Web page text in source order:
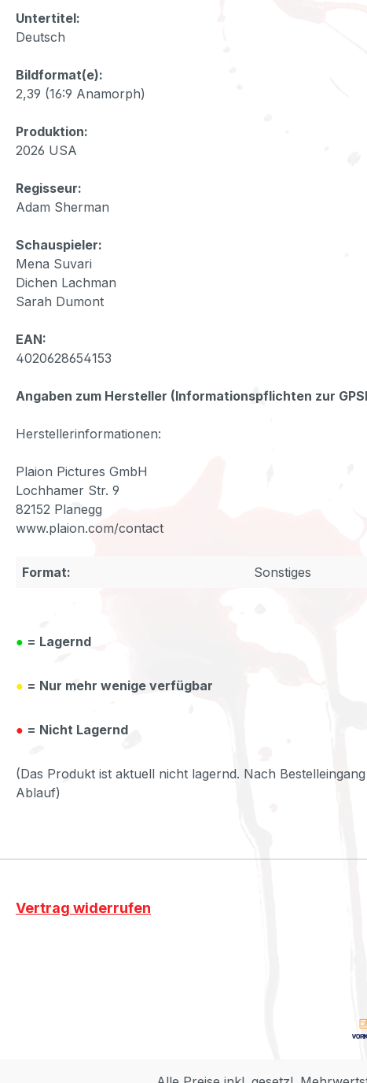
Untertitel:
Deutsch
Bildformat(e):
2,39 (16:9 Anamorph)
Produktion:
2026 USA
Regisseur:
Adam Sherman
Schauspieler:
Mena Suvari
Dichen Lachman
Sarah Dumont
EAN:
4020628654153
Angaben zum Hersteller (Informationspflichten zur
Herstellerinformationen:
Plaion Pictures GmbH
Lochhamer Str. 9
82152 Planegg
www.plaion.com/contact
Format: Sonstiges
● = Lagernd
● = Nur mehr wenige verfügbar
● = Nicht Lagernd
(Das Produkt ist aktuell nicht lagernd. Nach
Ablauf)
Vertrag widerrufen